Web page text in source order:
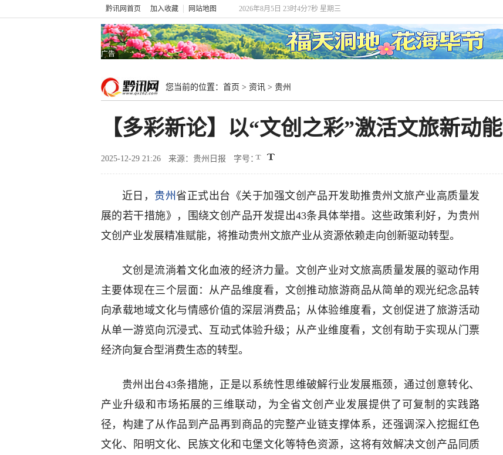
黔讯网首页 加入收藏 网站地图 2026年8月5日 23时4分8秒 星期三
广告
您当前的位置： 首页 > 资讯 > 贵州
【多彩新论】以“文创之彩”激活文旅新动能
2025-12-29 21:26 来源：贵州日报 字号：
近日， 贵州省正式出台《关于加强文创产品开发助推贵州文旅产业高质量发
展的若干措施》，围绕文创产品开发提出43条具体举措。这些政策利好，为贵州
文创产业发展精准赋能，将推动贵州文旅产业从资源依赖走向创新驱动转型。
文创是流淌着文化血液的经济力量。文创产业对文旅高质量发展的驱动作用
主要体现在三个层面：从产品维度看，文创推动旅游商品从简单的观光纪念品转
向承载地域文化与情感价值的深层消费品；从体验维度看，文创促进了旅游活动
从单一游览向沉浸式、互动式体验升级；从产业维度看，文创有助于实现从门票
经济向复合型消费生态的转型。
贵州出台43条措施，正是以系统性思维破解行业发展瓶颈，通过创意转化、
产业升级和市场拓展的三维联动，为全省文创产业发展提供了可复制的实践路
径，构建了从作品到产品再到商品的完整产业链支撑体系，还强调深入挖掘红色
文化、阳明文化、民族文化和屯堡文化等特色资源，这将有效解决文创产品同质